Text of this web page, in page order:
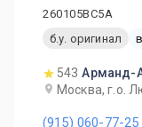
260105BC5A
б.у. оригинал
543 Арманд-
Москва, г.о.
(915) 060-77-25